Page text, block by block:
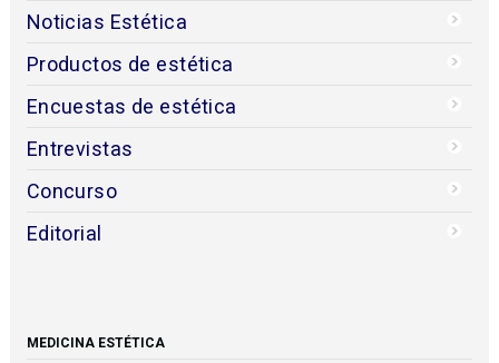
Noticias Estética
Productos de estética
Encuestas de estética
Entrevistas
Concurso
Editorial
MEDICINA ESTÉTICA